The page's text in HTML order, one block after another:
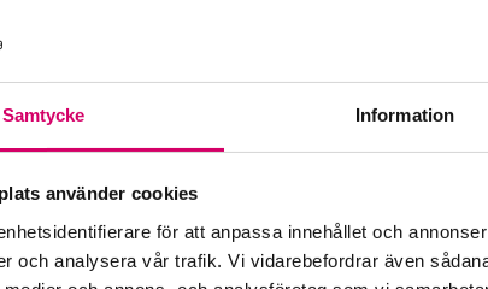
Samtycke Information
använder cookies
för att anpassa innehållet och
och analysera vår trafik. Vi vidarebefordrar även